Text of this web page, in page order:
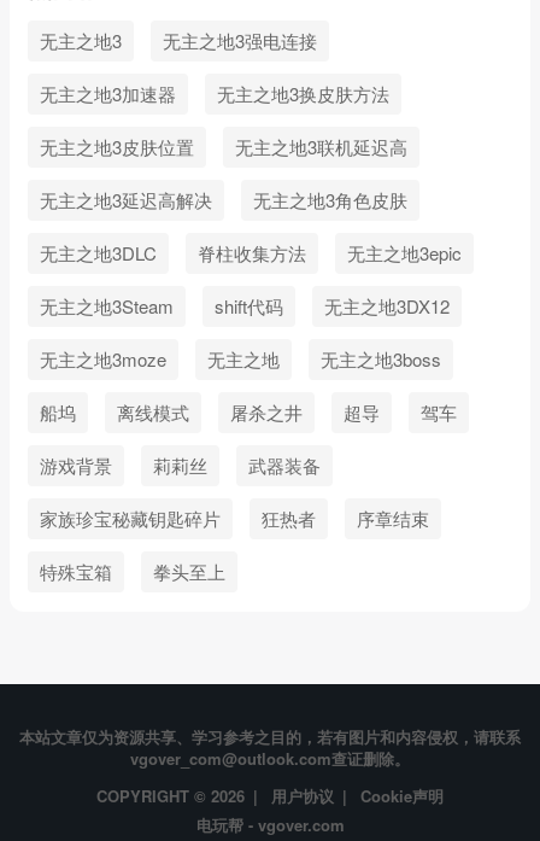
无主之地3 无主之地3强电连接
无主之地3加速器 无主之地3换皮肤方法
无主之地3皮肤位置 无主之地3联机延迟高
无主之地3延迟高解决 无主之地3角色皮肤
无主之地3DLC 脊柱收集方法 无主之地3epic
无主之地3Steam shift代码 无主之地3DX12
无主之地3moze 无主之地 无主之地3boss
船坞 离线模式 屠杀之井 超导 驾车
游戏背景 莉莉丝 武器装备
家族珍宝秘藏钥匙碎片 狂热者 序章结束
特殊宝箱 拳头至上
本站文章仅为资源共享、学习参考之目的，若有图片和内容侵权，请联系
vgover_com@outlook.com查证删除。
COPYRIGHT © 2026 | 用户协议 | Cookie声明
电玩帮 - vgover.com